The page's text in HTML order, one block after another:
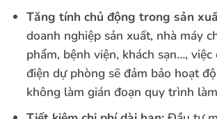
Tăng tính chủ động trong sản
doanh nghiệp sản xuất, nhà máy
phẩm, bệnh viện, khách sạn…,
điện dự phòng sẽ đảm bảo hoạt
không làm gián đoạn quy trình